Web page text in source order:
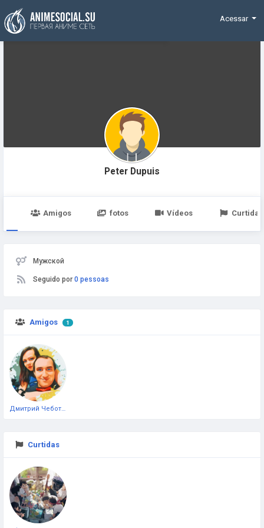
Funding
Acessar
Peter Dupuis
Amigos fotos Vídeos Curtidas
Мужской
Seguido por 0 pessoas
Amigos 1
Curtidas